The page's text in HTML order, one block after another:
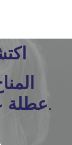
عطلة عائلية في الشمس.